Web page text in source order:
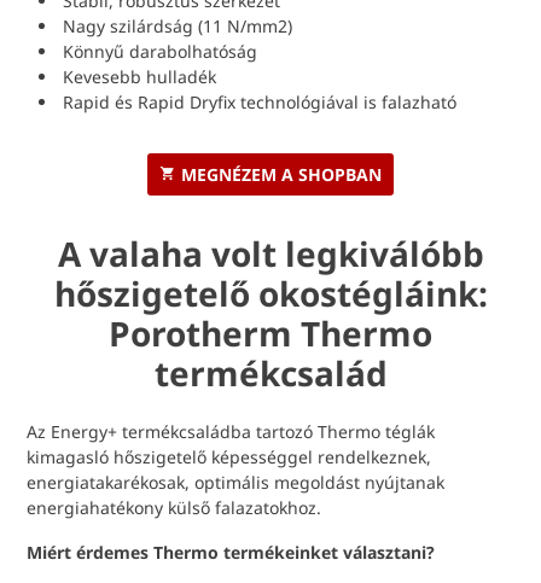
Nagy szilárdság (11 N/mm2)
Könnyű darabolhatóság
Kevesebb hulladék
Rapid és Rapid Dryfix technológiával is falazható
MEGNÉZEM A SHOPBAN
A valaha volt legkiválóbb
hőszigetelő okostégláink:
Porotherm Thermo
termékcsalád
Az Energy+ termékcsaládba tartozó Thermo téglák
kimagasló hőszigetelő képességgel rendelkeznek,
energiatakarékosak, optimális megoldást nyújtanak
energiahatékony külső falazatokhoz.
Miért érdemes Thermo termékeinket választani?